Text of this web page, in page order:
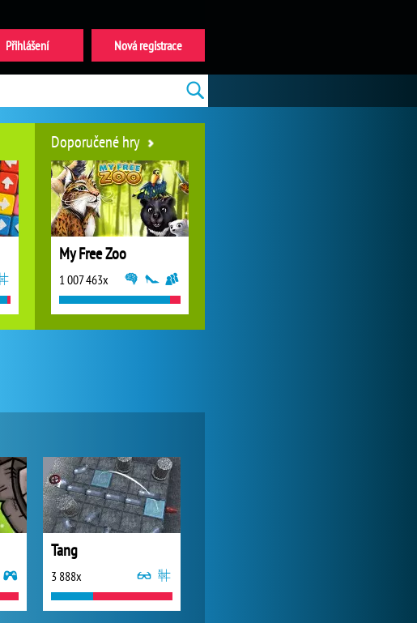
Tang
3 888x
Doporučené hry
My Free Zoo
1 007 463x
Forge of Empires
Nová registrace
Přihlášení